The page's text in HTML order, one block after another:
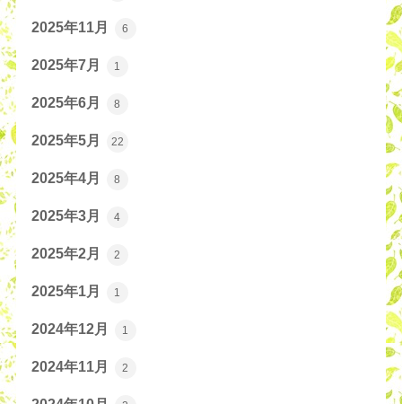
2025年11月 6
2025年7月 1
2025年6月 8
2025年5月 22
2025年4月 8
2025年3月 4
2025年2月 2
2025年1月 1
2024年12月 1
2024年11月 2